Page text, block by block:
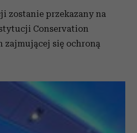
zostanie przekazany na
Conservation
zajmującej się ochroną